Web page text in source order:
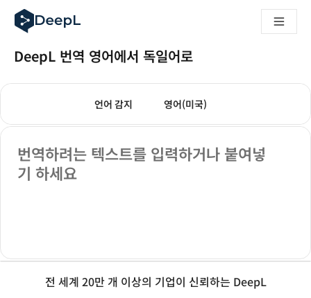
AI 에이전트용 DeepL
DeepL Translation Flow: 주요 사용 사례 및 통합 기능을 위한
How we brought Swiss German to DeepL
DeepL의 번역 품질 평가 시스템을 구축하는 방법
고품질 텍스트 번역에서 실시간 음성 플랫폼까지
DeepL 번역 영어에서 독일어로
번역 모드
텍스트 번역 도착 언어를 선택하세요. 현재 선택된 언어:
언어 감지 도착 언어를 선택하세요. 현재
영어(미국)
출발 텍스트
번역하려는 텍스트를 입력하거나 붙여넣
기 하세요
전 세계 20만 개 이상의 기업이 신뢰하는 DeepL